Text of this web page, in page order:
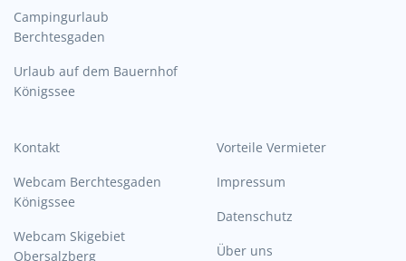
Campingurlaub
Berchtesgaden
Urlaub auf dem Bauernhof
Königssee
Kontakt
Webcam Berchtesgaden
Königssee
Webcam Skigebiet
Obersalzberg
Vorteile Vermieter
Impressum
Datenschutz
Über uns